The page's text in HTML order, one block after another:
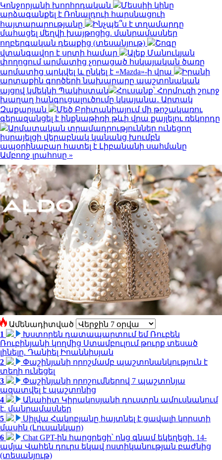
Կոնջորյանի խորհրդական
Մեսսիի կինը
արձագանքել է Ռոնալդուի հարսնացուի
հայտարարությանը
Ինչպե՞ս է տղամարդը
մահացել մեղվի խայթոցից. մանրամասներ
ողբերգական դեպքից (տեսանյութ)
Շոգը
վտանգավոր է սրտի համար
Ալեք Մանուկյան
փողոցում արմատից չորացած հսկայական ծառը
արմատից պոկվել և ընկել է «Mazda»-ի վրա
Իրանի
արտաքին գործերի նախարարը պաշտոնական
այցով կմեկնի Պակիստան
Հուսանք՝ Հորմուզի շուրջ
խաղաղ հանգուցալուծումը կկայանա․ Արտակ
Զաքարյան
Մեծ Բրիտանիայում մի թոշակառու
գերազանցել է ինքնաթիռի թևի վրա քայլելու ռեկորդը
Արմատական տրամադրություններ ունեցող
իսրայելցի վերաբնակ կանանց խումբն
ապօրինաբար հատել է Լիբանանի սահմանը
Ամբողջ լրահոսը »
Ամենադիտված
1
Խստորեն դատապարտում եմ Ռուբեն
Ռուբինյանի կողմից Ստամբուլում թուրք տեսած
լինելը. Դանիել Իոաննիսյան
2
Փաշինյանի որոշմամբ պաշտոնանկություն է
տեղի ունեցել
3
Փաշինյանի որոշումներով 7 պաշտոնյա
ազատվել է պաշտոնից
4
Անահիտ Կիրակոսյանի դուստրն ամուսնանում
է. մանրամասներ
5
Սիլվա Հակոբյանը հայտնել է ցավալի կորստի
մասին (Լուսանկար)
6
Chat GPT-ին հարցրեցի՝ ոնց գնամ եկեղեցի. 14-
ամյա Վահեն դուրս եկավ ոստիկանության բաժնից
(տեսանյութ)